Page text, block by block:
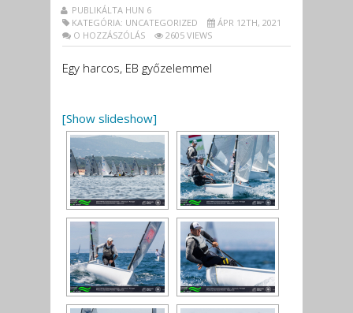
PUBLIKÁLTA HUN 6
KATEGÓRIA: UNCATEGORIZED
ÁPR 12TH, 2021
O HOZZÁSZÓLÁS
2605 VIEWS
Egy harcos, EB győzelemmel
[Show slideshow]